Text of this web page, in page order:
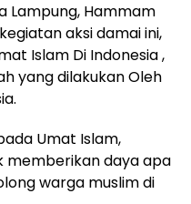
Lampung, Hammam
aksi damai ini,
Islam Di Indonesia ,
yang dilakukan Oleh
Umat Islam,
memberikan daya apa
warga muslim di